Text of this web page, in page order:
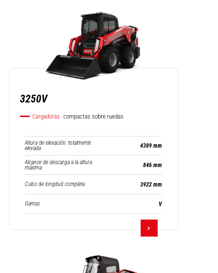
3250V
Cargadoras compactas sobre ruedas
Altura de elevación: totalmente
elevada 4389 mm
Alcance de descarga a la altura
máxima 846 mm
Cubo de longitud completa 3922 mm
Gamas V